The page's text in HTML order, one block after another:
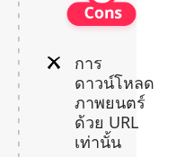
การ
ดาวน์โหลด
ภาพยนตร์
ด้วย URL
เท่านั้น